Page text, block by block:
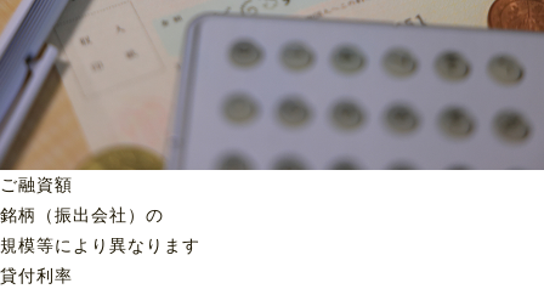
ご融資額
銘柄（振出会社）の
規模等により異なります
貸付利率